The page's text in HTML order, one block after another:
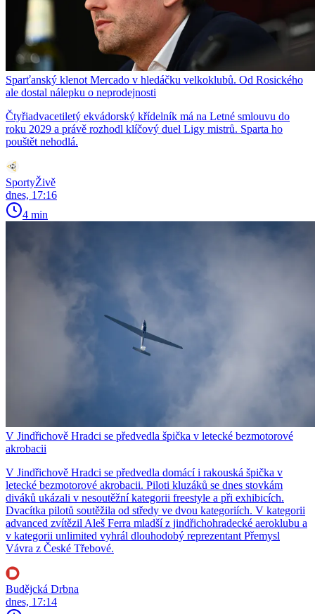
Sparťanský klenot Mercado v hledáčku velkoklubů. Od Rosického
ale dostal nálepku o neprodejnosti
Čtyřiadvacetiletý ekvádorský křídelník má na Letné smlouvu do
roku 2029 a právě rozhodl klíčový duel Ligy mistrů. Sparta ho
pouštět nehodlá.
SportyŽivě
dnes, 17:16
4 min
V Jindřichově Hradci se předvedla špička v letecké bezmotorové
akrobacii
V Jindřichově Hradci se předvedla domácí i rakouská špička v
letecké bezmotorové akrobacii. Piloti kluzáků se dnes stovkám
diváků ukázali v nesoutěžní kategorii freestyle a při exhibicích.
Dvacítka pilotů soutěžila od středy ve dvou kategoriích. V kategorii
advanced zvítězil Aleš Ferra mladší z jindřichohradecké aeroklubu a
v kategorii unlimited vyhrál dlouhodobý reprezentant Přemysl
Vávra z České Třebové.
Budějcká Drbna
dnes, 17:14